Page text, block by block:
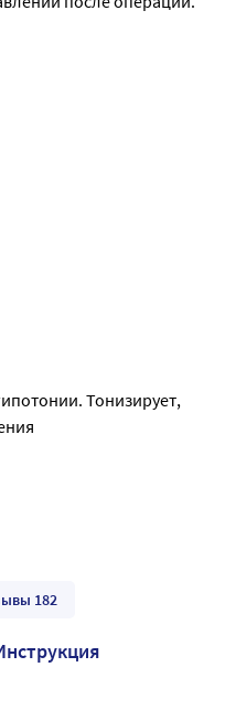
Тонизирует,
182